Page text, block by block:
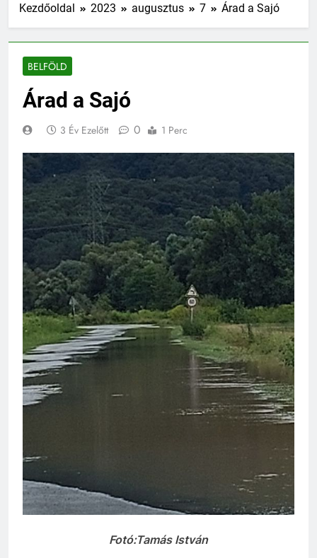
Kezdőoldal 2023 augusztus 7 Árad a Sajó
BELFÖLD
Árad a Sajó
3 Év Ezelőtt 0 1 Perc
Fotó:Tamás István